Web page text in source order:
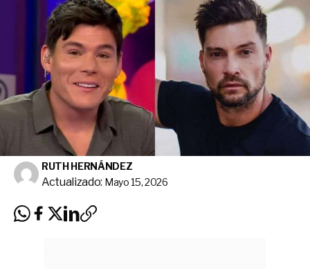
RUTH HERNÁNDEZ
Actualizado: Mayo 15, 2026